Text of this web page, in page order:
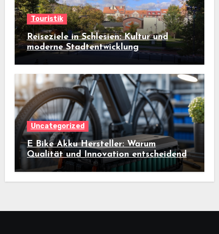
Touristik
Reiseziele in Schlesien: Kultur und
moderne Stadtentwicklung
Uncategorized
E Bike Akku Hersteller: Warum
Qualität und Innovation entscheidend